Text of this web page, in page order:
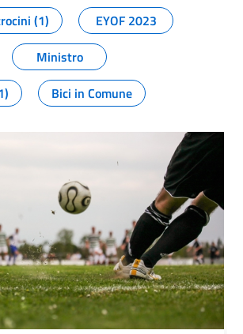
(1)
EYOF 2023
Ministro
Bici in Comune